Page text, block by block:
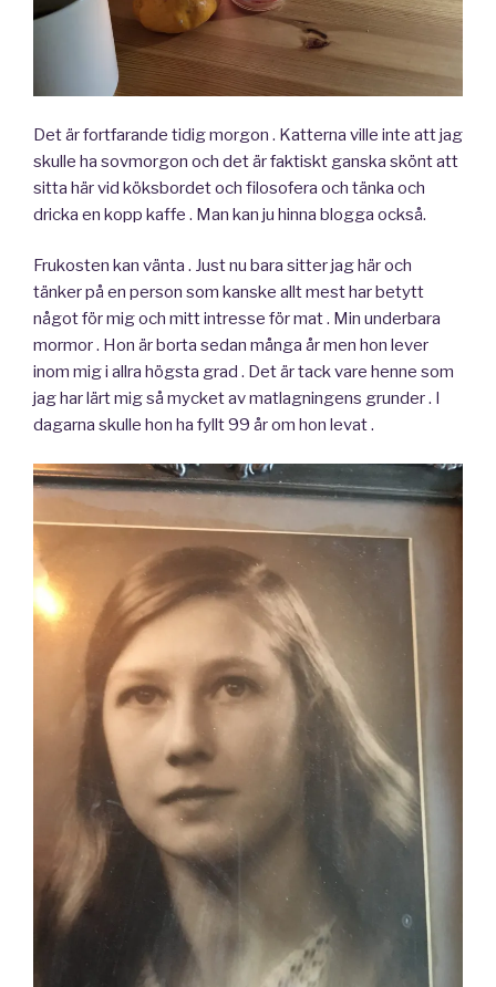
Det är fortfarande tidig morgon . Katterna ville inte att jag
skulle ha sovmorgon och det är faktiskt ganska skönt att
sitta här vid köksbordet och filosofera och tänka och
dricka en kopp kaffe . Man kan ju hinna blogga också.
Frukosten kan vänta . Just nu bara sitter jag här och
tänker på en person som kanske allt mest har betytt
något för mig och mitt intresse för mat . Min underbara
mormor . Hon är borta sedan många år men hon lever
inom mig i allra högsta grad . Det är tack vare henne som
jag har lärt mig så mycket av matlagningens grunder . I
dagarna skulle hon ha fyllt 99 år om hon levat .